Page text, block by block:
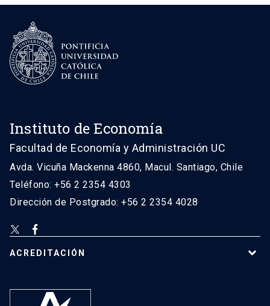
Instituto de Economía
Facultad de Economía y Administración UC
Avda. Vicuña Mackenna 4860, Macul. Santiago, Chile
Teléfono: +56 2 2354 4303
Dirección de Postgrado: +56 2 2354 4028
ACREDITACIÓN